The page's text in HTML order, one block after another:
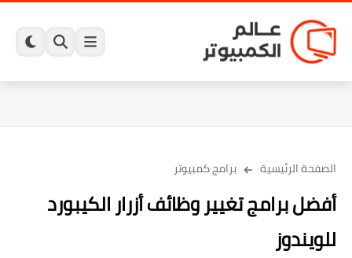
الصفحة الرئيسية برامج كمبيوتر
أفضل برامج تغيير وظائف أزرار الكيبورد
للويندوز